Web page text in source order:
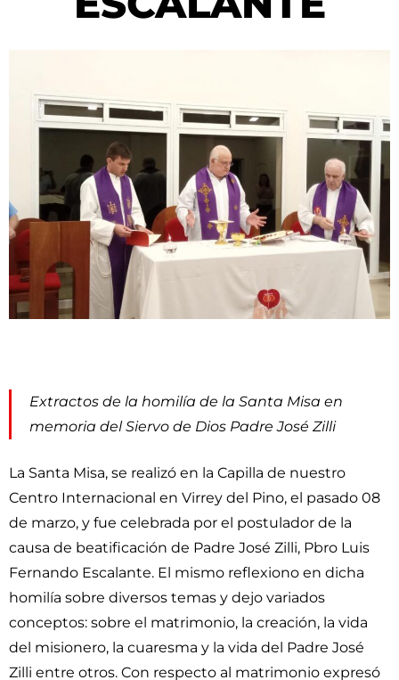
Extractos de la homilía de la Santa Misa en
memoria del Siervo de Dios Padre José Zilli
La Santa Misa, se realizó en la Capilla de nuestro
Centro Internacional en Virrey del Pino, el pasado 08
de marzo, y fue celebrada por el postulador de la
causa de beatificación de Padre José Zilli, Pbro Luis
Fernando Escalante. El mismo reflexiono en dicha
homilía sobre diversos temas y dejo variados
conceptos: sobre el matrimonio, la creación, la vida
del misionero, la cuaresma y la vida del Padre José
Zilli entre otros. Con respecto al matrimonio expresó